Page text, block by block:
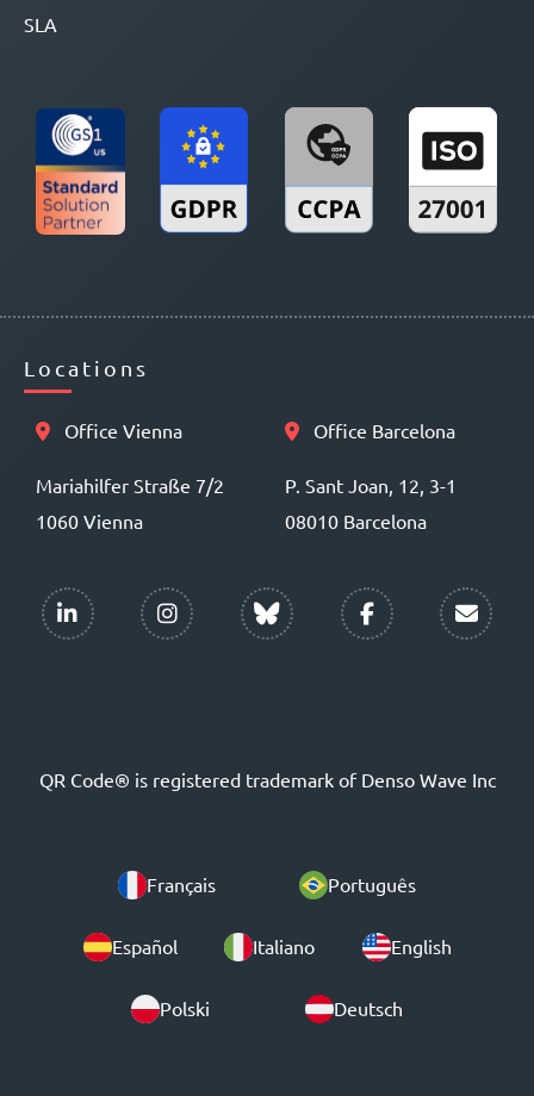
SLA
Locations
Office Vienna
Mariahilfer Straße 7/2
1060 Vienna
Office Barcelona
P. Sant Joan, 12, 3-1
08010 Barcelona
QR Code® is registered trademark of Denso Wave Inc
Français Português
Español Italiano English
Polski Deutsch